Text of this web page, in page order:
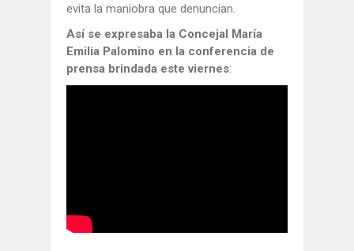
evita la maniobra que denuncian.
Así se expresaba la Concejal María
Emilia Palomino en la conferencia de
prensa brindada este viernes: